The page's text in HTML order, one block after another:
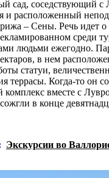
сад, соседствующий с
и расположенный
– Сены. Речь идет
среди
людьми ежегодно.
в нем
статуи,
террасы. Когда-то он
комплекс вместе с
в конце
Экскурсии во